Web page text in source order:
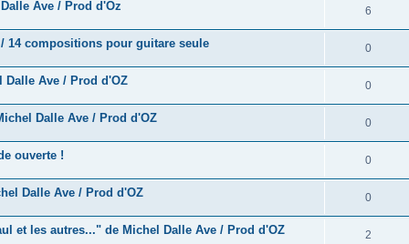
s
s
s
o
n
s
s
o
n
s
s
Ave / Prod d'Oz 6R
é
o
n
s
s
14 compositions pour guitare seule 0R
é
o
n
s
s
Dalle Ave / Prod d'OZ 0R
é
o
n
s
Dalle Ave / Prod d'OZ 0R
é
o
n
s
ouverte ! 0R
é
o
Dalle Ave / Prod d'OZ 0R
é
et les autres..." de Michel Dalle Ave / Prod d'OZ 2R